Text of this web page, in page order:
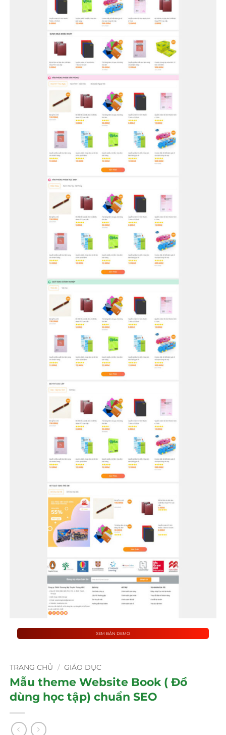
XEM BẢN DEMO
TRANG CHỦ / GIÁO DỤC
Mẫu theme Website Book ( Đồ
dùng học tập) chuẩn SEO